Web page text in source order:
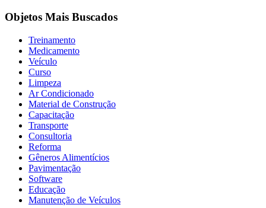
Objetos Mais Buscados
Treinamento
Medicamento
Veículo
Curso
Limpeza
Ar Condicionado
Material de Construção
Capacitação
Transporte
Consultoria
Reforma
Gêneros Alimentícios
Pavimentação
Software
Educação
Manutenção de Veículos